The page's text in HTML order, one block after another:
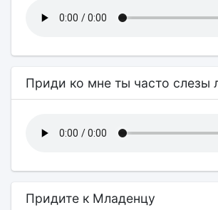
Приди ко мне ты часто слезы
Придите к Младенцу